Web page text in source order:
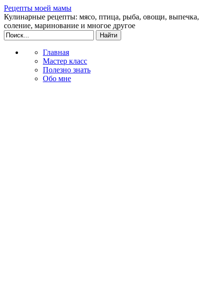
Рецепты моей мамы
Кулинарные рецепты: мясо, птица, рыба, овощи, выпечка,
соление, маринование и многое другое
Главная
Мастер класс
Полезно знать
Обо мне